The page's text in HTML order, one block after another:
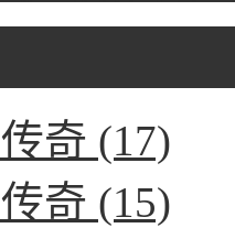
奇 (17)
奇 (15)